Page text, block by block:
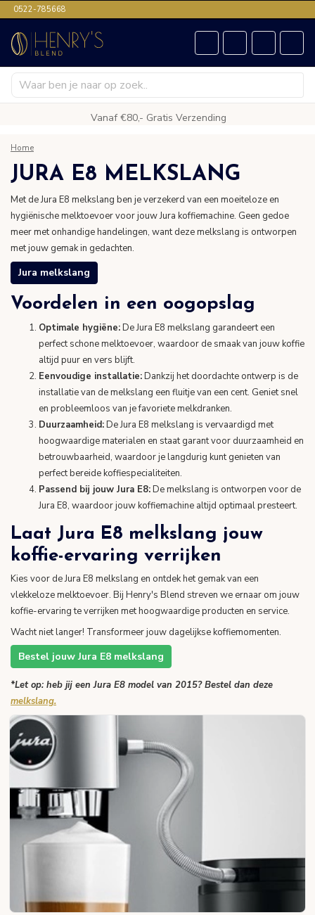
0522-785668
Vanaf €80,- Gratis Verzending
Home
JURA E8 MELKSLANG
Met de Jura E8 melkslang ben je verzekerd van een moeiteloze en
hygiënische melktoevoer voor jouw Jura koffiemachine. Geen gedoe
meer met onhandige handelingen, want deze melkslang is ontworpen
met jouw gemak in gedachten.
Jura melkslang
Voordelen in een oogopslag
Optimale hygiëne:De Jura E8 melkslang garandeert een
perfect schone melktoevoer, waardoor de smaak van jouw koffie
altijd puur en vers blijft.
Eenvoudige installatie:Dankzij het doordachte ontwerp is de
installatie van de melkslang een fluitje van een cent. Geniet snel
en probleemloos van je favoriete melkdranken.
Duurzaamheid:De Jura E8 melkslang is vervaardigd met
hoogwaardige materialen en staat garant voor duurzaamheid en
betrouwbaarheid, waardoor je langdurig kunt genieten van
perfect bereide koffiespecialiteiten.
Passend bij jouw Jura E8:De melkslang is ontworpen voor de
Jura E8, waardoor jouw koffiemachine altijd optimaal presteert.
Laat Jura E8 melkslang jouw
koffie-ervaring verrijken
Kies voor de Jura E8 melkslang en ontdek het gemak van een
vlekkeloze melktoevoer. Bij Henry's Blend streven we ernaar om jouw
koffie-ervaring te verrijken met hoogwaardige producten en service.
Wacht niet langer! Transformeer jouw dagelijkse koffiemomenten.
Bestel jouw Jura E8 melkslang
*Let op: heb jij een Jura E8 model van 2015? Bestel dan deze
melkslang.